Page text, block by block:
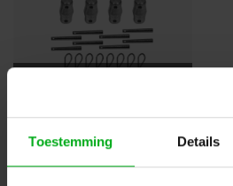
Toestemming Details
Filters